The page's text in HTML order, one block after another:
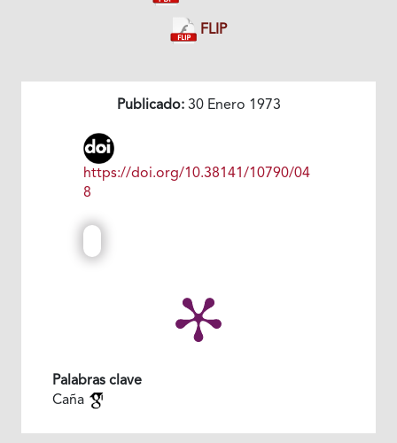
FLIP
Publicado:30 Enero 1973
https://doi.org/10.38141/10790/04
8
Palabras clave
Caña